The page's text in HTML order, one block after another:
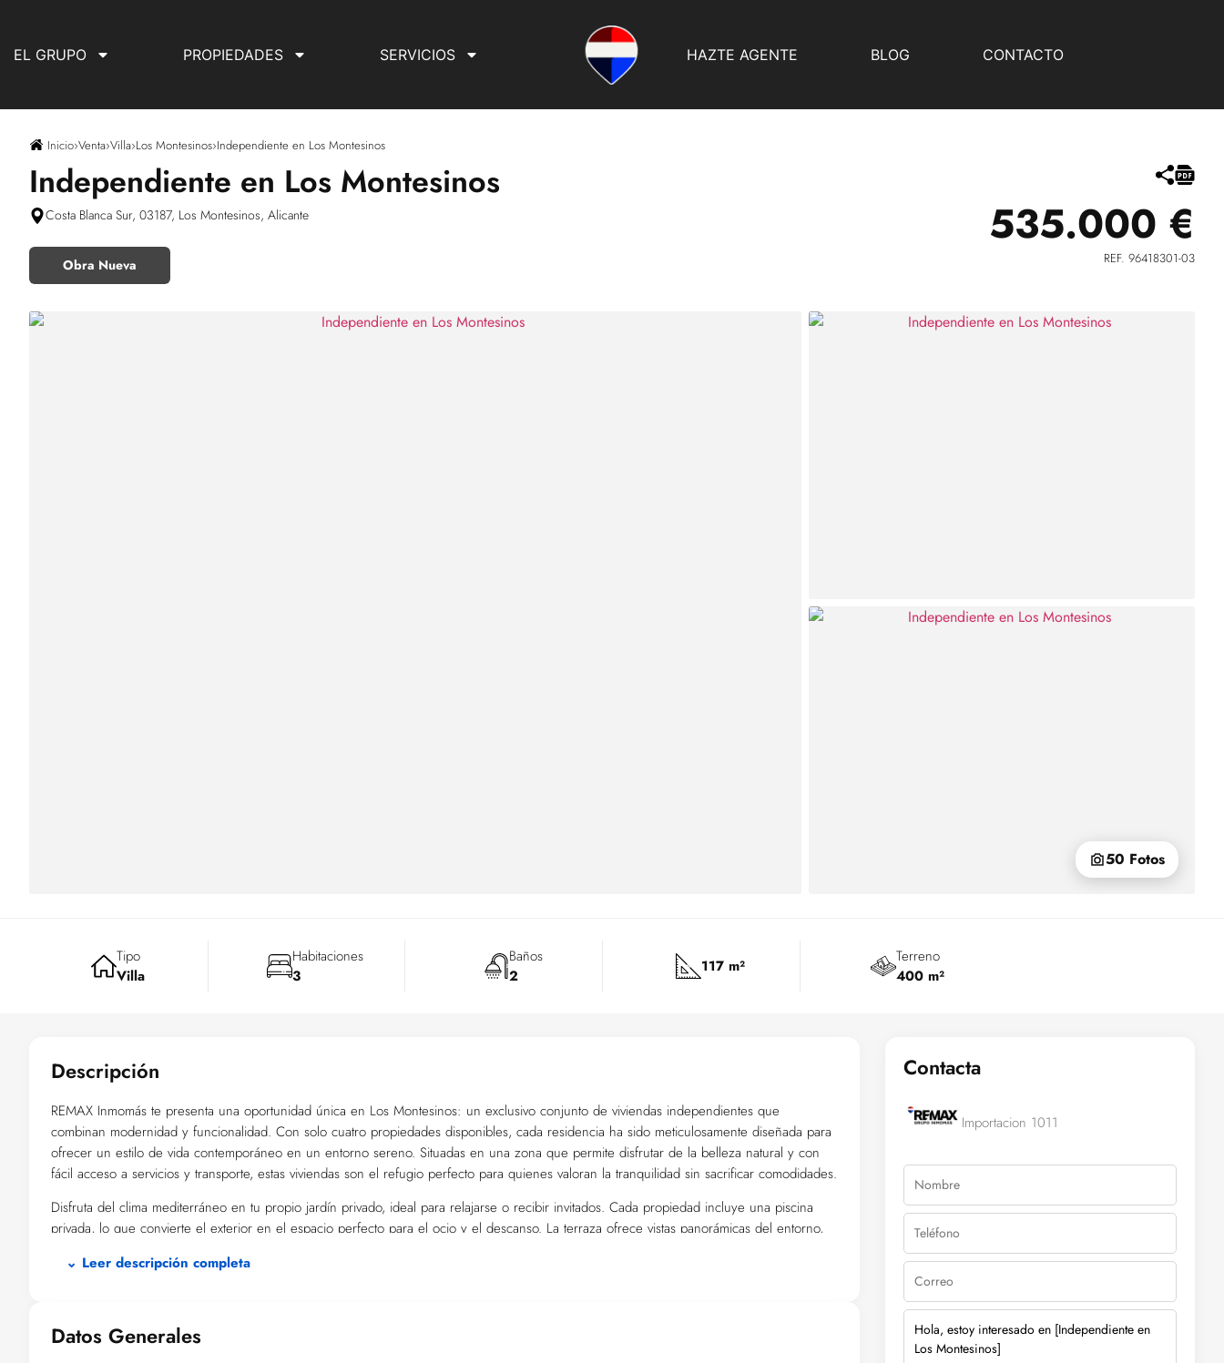
EL GRUPO PROPIEDADES SERVICIOS HAZTE AGENTE BLOG CONTACTO
Inicio›Venta›Villa›Los Montesinos›Independiente en Los Montesinos
Independiente en Los Montesinos
Costa Blanca Sur, 03187, Los Montesinos, Alicante
Obra Nueva
535.000 €
REF. 96418301-03
50 Fotos
Tipo
Villa
Habitaciones
3
Baños
2
117 m²
Terreno
400 m²
Descripción
REMAX Inmomás te presenta una oportunidad única en Los Montesinos: un exclusivo conjunto de viviendas independientes que
combinan modernidad y funcionalidad. Con solo cuatro propiedades disponibles, cada residencia ha sido meticulosamente diseñada para
ofrecer un estilo de vida contemporáneo en un entorno sereno. Situadas en una zona que permite disfrutar de la belleza natural y con
fácil acceso a servicios y transporte, estas viviendas son el refugio perfecto para quienes valoran la tranquilidad sin sacrificar comodidades.
Disfruta del clima mediterráneo en tu propio jardín privado, ideal para relajarse o recibir invitados. Cada propiedad incluye una piscina
privada, lo que convierte el exterior en el espacio perfecto para el ocio y el descanso. La terraza ofrece vistas panorámicas del entorno,
persianas eléctricas y armarios empotrados son características estándar que incrementan la practicidad del hogar. Además, la
preinstalación de aire acondicionado garantiza un ambiente adecuado durante todas las estaciones del año.
⌄ Leer descripción completa
Datos Generales
Contacta
Importacion 1011